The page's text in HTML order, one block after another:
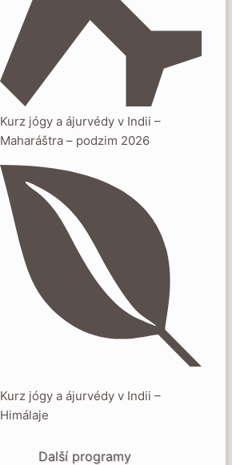
Kurz jógy a ájurvédy v Indii –
Maharáštra – podzim 2026
Kurz jógy a ájurvédy v Indii –
Himálaje
Další programy